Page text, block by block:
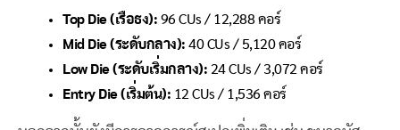
Top Die (เรือธง): 96 CUs / 12,288 คอร์
Mid Die (ระดับกลาง): 40 CUs / 5,120 คอร์
Low Die (ระดับเริ่มกลาง): 24 CUs / 3,072 คอร์
Entry Die (เริ่มต้น): 12 CUs / 1,536 คอร์